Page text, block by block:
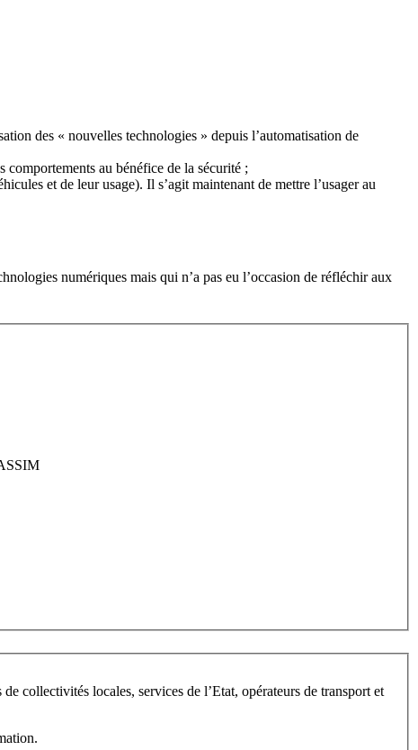
des « nouvelles technologies » depuis l’automatisation de
au bénéfice de la sécurité ;
et de leur usage). Il s’agit maintenant de mettre l’usager au
numériques mais qui n’a pas eu l’occasion de réfléchir aux
à travers la plateforme PREDIM et le site PASSIM
opérateurs de transport et